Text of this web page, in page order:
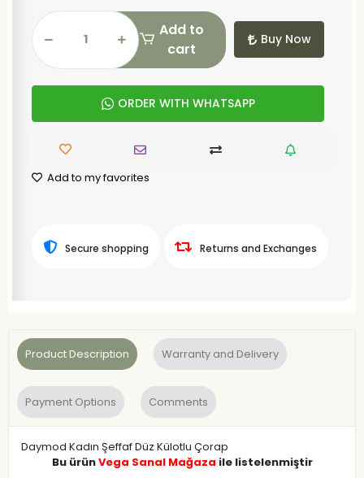
Add to
cart
Buy Now
ORDER WITH WHATSAPP
Add to my favorites
Secure shopping Returns and Exchanges
Product Description Warranty and Delivery
Payment Options Comments
Daymod Kadın Şeffaf Düz Külotlu Çorap
Bu ürünVega Sanal Mağaza ile listelenmiştir